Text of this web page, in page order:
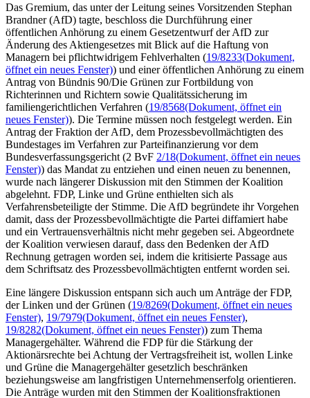
Das Gremium, das unter der Leitung seines Vorsitzenden Stephan
Brandner (AfD) tagte, beschloss die Durchführung einer
öffentlichen Anhörung zu einem Gesetzentwurf der AfD zur
Änderung des Aktiengesetzes mit Blick auf die Haftung von
Managern bei pflichtwidrigem Fehlverhalten (19/8233(Dokument,
öffnet ein neues Fenster)) und einer öffentlichen Anhörung zu einem
Antrag von Bündnis 90/Die Grünen zur Fortbildung von
Richterinnen und Richtern sowie Qualitätssicherung im
familiengerichtlichen Verfahren (19/8568(Dokument, öffnet ein
neues Fenster)). Die Termine müssen noch festgelegt werden. Ein
Antrag der Fraktion der AfD, dem Prozessbevollmächtigten des
Bundestages im Verfahren zur Parteifinanzierung vor dem
Bundesverfassungsgericht (2 BvF 2/18(Dokument, öffnet ein neues
Fenster)) das Mandat zu entziehen und einen neuen zu benennen,
wurde nach längerer Diskussion mit den Stimmen der Koalition
abgelehnt. FDP, Linke und Grüne enthielten sich als
Verfahrensbeteiligte der Stimme. Die AfD begründete ihr Vorgehen
damit, dass der Prozessbevollmächtigte die Partei diffamiert habe
und ein Vertrauensverhältnis nicht mehr gegeben sei. Abgeordnete
der Koalition verwiesen darauf, dass den Bedenken der AfD
Rechnung getragen worden sei, indem die kritisierte Passage aus
dem Schriftsatz des Prozessbevollmächtigten entfernt worden sei.
Eine längere Diskussion entspann sich auch um Anträge der FDP,
der Linken und der Grünen (19/8269(Dokument, öffnet ein neues
Fenster), 19/7979(Dokument, öffnet ein neues Fenster),
19/8282(Dokument, öffnet ein neues Fenster)) zum Thema
Managergehälter. Während die FDP für die Stärkung der
Aktionärsrechte bei Achtung der Vertragsfreiheit ist, wollen Linke
und Grüne die Managergehälter gesetzlich beschränken
beziehungsweise am langfristigen Unternehmenserfolg orientieren.
Die Anträge wurden mit den Stimmen der Koalitionsfraktionen